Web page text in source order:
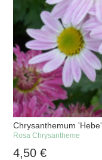
Chrysanthemum 'Hebe'
Rosa Chrysantheme
4,50€